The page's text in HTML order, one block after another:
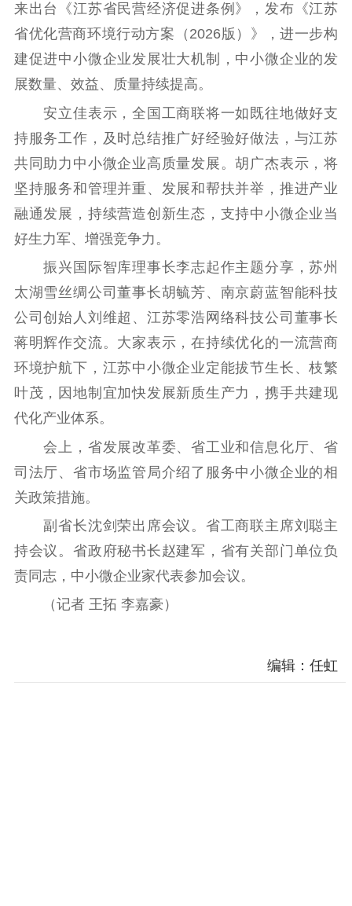
新闻宣传
主题宣传 对外宣传
新闻发布
记者之家
文化文艺
精品生产 文化惠民
文化传承
文化交流
体制改革
文化产业
紫金文化艺术节
品牌活动 紫艺舞台
精神文明
文明创建 文明实践
文明培育
社会宣传
思想政治教育 爱国主义教育
全民国防教育
红色资源保护利
新闻出版
精品出版
扫黄打非
电影工作
来出台《江苏省民营经济促进条例》，发布《江苏
省优化营商环境行动方案（2026版）》，进一步构
建促进中小微企业发展壮大机制，中小微企业的发
展数量、效益、质量持续提高。
安立佳表示，全国工商联将一如既往地做好支
持服务工作，及时总结推广好经验好做法，与江苏
共同助力中小微企业高质量发展。胡广杰表示，将
坚持服务和管理并重、发展和帮扶并举，推进产业
融通发展，持续营造创新生态，支持中小微企业当
好生力军、增强竞争力。
振兴国际智库理事长李志起作主题分享，苏州
太湖雪丝绸公司董事长胡毓芳、南京蔚蓝智能科技
公司创始人刘维超、江苏零浩网络科技公司董事长
蒋明辉作交流。大家表示，在持续优化的一流营商
环境护航下，江苏中小微企业定能拔节生长、枝繁
叶茂，因地制宜加快发展新质生产力，携手共建现
代化产业体系。
会上，省发展改革委、省工业和信息化厅、省
司法厅、省市场监管局介绍了服务中小微企业的相
关政策措施。
副省长沈剑荣出席会议。省工商联主席刘聪主
持会议。省政府秘书长赵建军，省有关部门单位负
责同志，中小微企业家代表参加会议。
（记者 王拓 李嘉豪）
编辑：任虹